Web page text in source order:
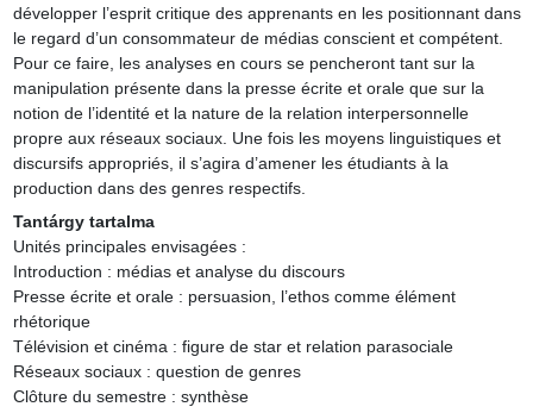
développer l’esprit critique des apprenants en les positionnant dans
le regard d’un consommateur de médias conscient et compétent.
Pour ce faire, les analyses en cours se pencheront tant sur la
manipulation présente dans la presse écrite et orale que sur la
notion de l’identité et la nature de la relation interpersonnelle
propre aux réseaux sociaux. Une fois les moyens linguistiques et
discursifs appropriés, il s’agira d’amener les étudiants à la
production dans des genres respectifs.
Tantárgy tartalma
Unités principales envisagées :
Introduction : médias et analyse du discours
Presse écrite et orale : persuasion, l’ethos comme élément
rhétorique
Télévision et cinéma : figure de star et relation parasociale
Réseaux sociaux : question de genres
Clôture du semestre : synthèse